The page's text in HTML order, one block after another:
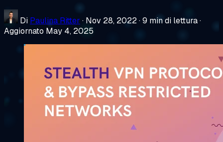
Di Paulina Ritter · Nov 28, 2022·9 min di lettura·
Aggiornato May 4, 2025